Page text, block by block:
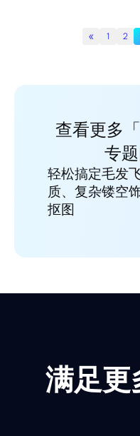
« 1 2
查看更多「
专
轻松搞定毛发
质、复杂镂空
抠图
满足